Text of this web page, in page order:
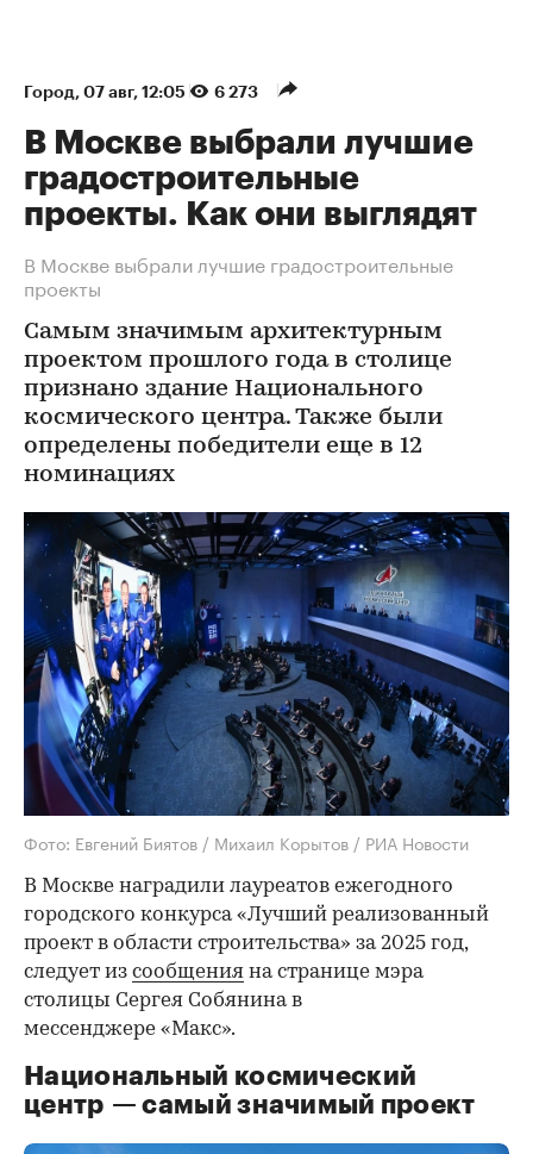
Город⁠, 07 авг, 12:05 6 273
В Москве выбрали лучшие
градостроительные
проекты. Как они выглядят
В Москве выбрали лучшие градостроительные
проекты
Самым значимым архитектурным
проектом прошлого года в столице
признано здание Национального
космического центра. Также были
определены победители еще в 12
номинациях
Фото: Евгений Биятов / Михаил Корытов / РИА Новости
В Москве наградили лауреатов ежегодного
городского конкурса «Лучший реализованный
проект в области строительства» за 2025 год,
следует из сообщения на странице мэра
столицы Сергея Собянина в
мессенджере «Макс».
Национальный космический
центр — самый значимый проект